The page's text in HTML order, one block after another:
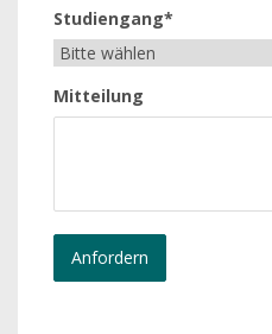
Studiengang*
Mitteilung